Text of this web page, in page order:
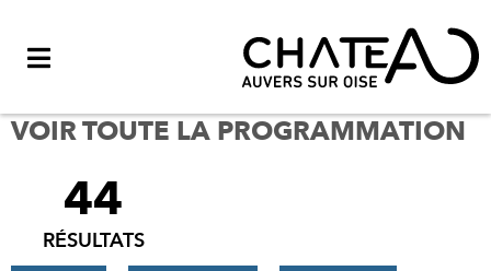
VOIR TOUTE LA PROGRAMMATION
FILTRER
RÉSULTATS
44
RÉSULTATS